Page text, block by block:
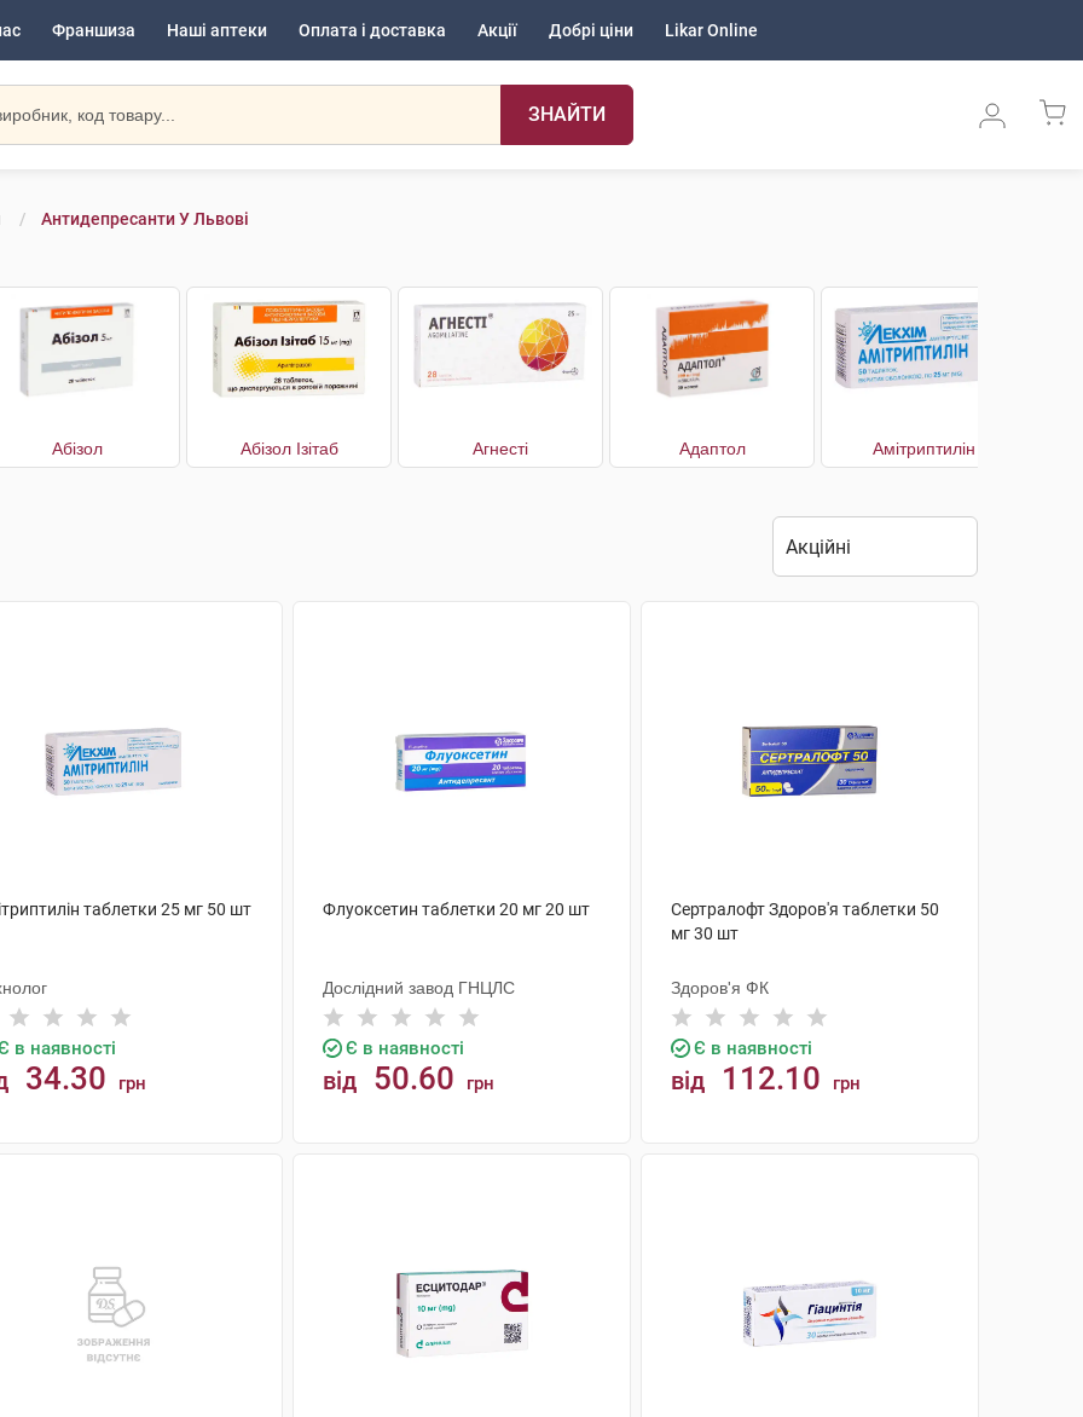
Франшиза Наші аптеки Оплата і доставка Акції Добрі ціни Likar Online
ЗНАЙТИ
Антидепресанти У Львові
Абізол Абізол Ізітаб Агнесті Адаптол Амітриптилін
таблетки 25 мг 50 шт
в наявності
34.30 грн
Флуоксетин таблетки 20 мг 20 шт
Дослідний завод ГНЦЛС
Є в наявності
від 50.60 грн
Сертралофт Здоров'я таблетки 50
мг 30 шт
Здоров'я ФК
Є в наявності
від 112.10 грн